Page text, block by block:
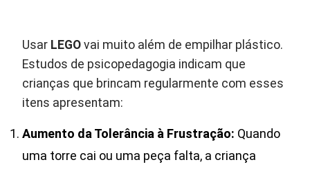
Usar LEGO vai muito além de empilhar plástico.
Estudos de psicopedagogia indicam que
crianças que brincam regularmente com esses
itens apresentam:
Aumento da Tolerância à Frustração: Quando
uma torre cai ou uma peça falta, a criança